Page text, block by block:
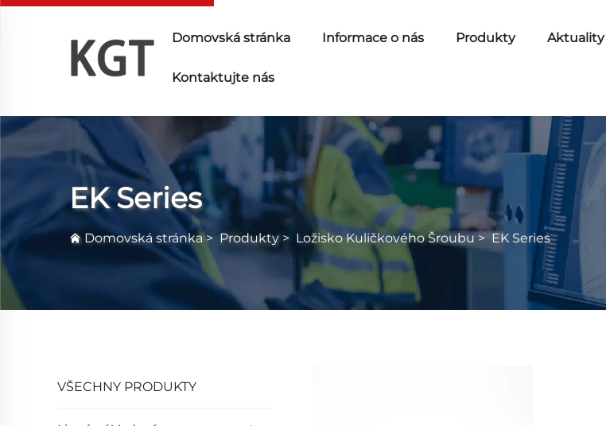
Domovská stránka Informace o nás Produkty Aktuality
Kontaktujte nás
EK Series
Domovská stránka> Produkty > Ložisko Kuličkového Šroubu > EK Series
VŠECHNY PRODUKTY